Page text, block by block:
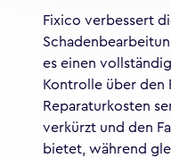
Fixico verbessert
es einen
Kontrolle über den
Reparaturkosten
verkürzt und den
bietet, während